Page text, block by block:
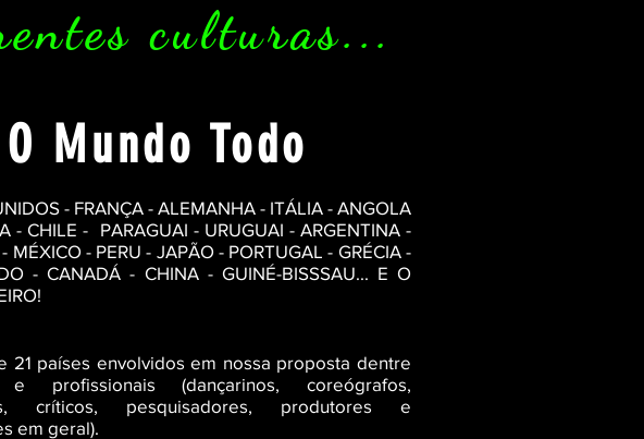
culturas...
O Mundo Todo
- FRANÇA - ALEMANHA - ITÁLIA - ANGOLA
- CHILE - PARAGUAI - URUGUAI - ARGENTINA -
MÉXICO - PERU - JAPÃO - PORTUGAL - GRÉCIA -
- CANADÁ - CHINA - GUINÉ-BISSSAU... E O
21 países envolvidos em nossa proposta dentre
e profissionais (dançarinos, coreógrafos,
críticos, pesquisadores, produtores e
em geral).